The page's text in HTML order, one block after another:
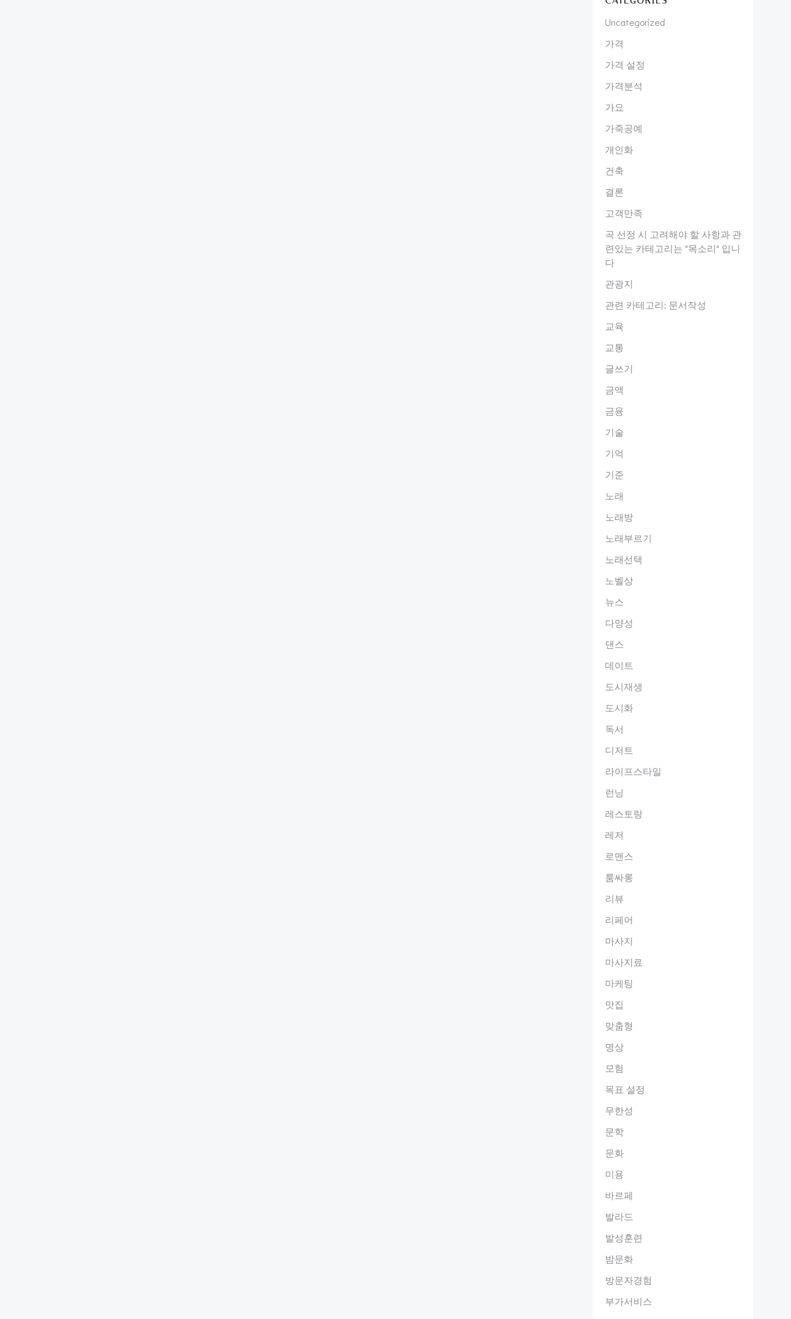
Uncategorized
가격
가격 설정
가격분석
가요
가죽공예
개인화
건축
결론
고객만족
곡 선정 시 고려해야 할 사항과 관
련있는 카테고리는 "목소리" 입니
다
관광지
관련 카테고리: 문서작성
교육
교통
글쓰기
금액
금융
기술
기억
기준
노래
노래방
노래부르기
노래선택
노벨상
뉴스
다양성
댄스
데이트
도시재생
도시화
독서
디저트
라이프스타일
런닝
레스토랑
레저
로맨스
룸싸롱
리뷰
리페어
마사지
마사지료
마케팅
맛집
맞춤형
명상
모험
목표 설정
무한성
문학
문화
미용
바르페
발라드
발성훈련
밤문화
방문자경험
부가서비스